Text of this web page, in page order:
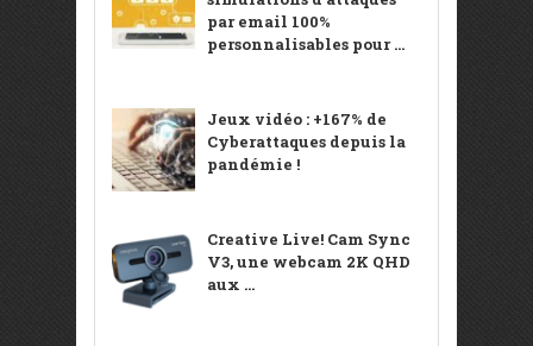
par email 100%
personnalisables pour ...
Jeux vidéo : +167% de
Cyberattaques depuis la
pandémie !
Creative Live! Cam Sync
V3, une webcam 2K QHD
aux ...